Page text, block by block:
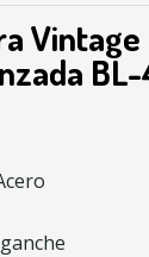
Vintage
BL-